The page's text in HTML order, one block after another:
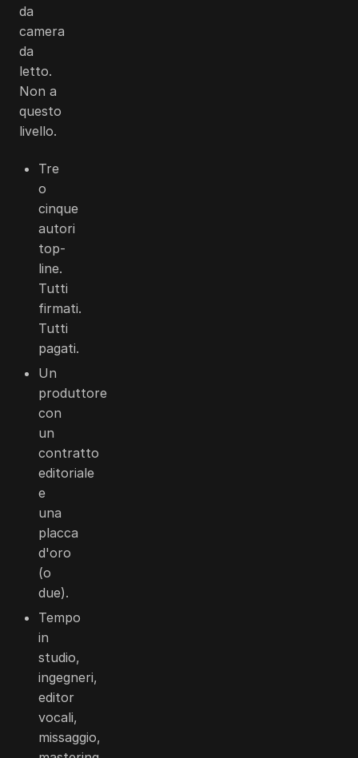
da
camera
da
letto.
Non a
questo
livello.
Tre
o
cinque
autori
top-
line.
Tutti
firmati.
Tutti
pagati.
Un
produttore
con
un
contratto
editoriale
e
una
placca
d'oro
(o
due).
Tempo
in
studio,
ingegneri,
editor
vocali,
missaggio,